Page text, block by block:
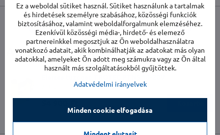
FacebookTwitterBlueskyPinterestRedditLinkedInWhatsApp
E-
mail
Alternatív termékek
Ez a weboldal sütiket használ. Sütiket használunk a tartalmak
és hirdetések személyre szabásához, közösségi funkciók
biztosításához, valamint weboldalforgalmunk elemzéséhez.
Ezenkívül közösségi média-, hirdető- és elemező
partnereinkkel megosztjuk az Ön weboldalhasználatra
vonatkozó adatait, akik kombinálhatják az adatokat más olyan
adatokkal, amelyeket Ön adott meg számukra vagy az Ön által
használt más szolgáltatásokból gyűjtöttek.
Adatvédelmi irányelvek
Minden cookie elfogadása